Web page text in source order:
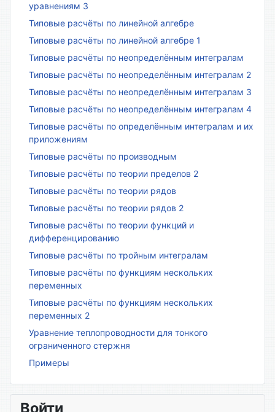
уравнениям 3
Типовые расчёты по линейной алгебре
Типовые расчёты по линейной алгебре 1
Типовые расчёты по неопределённым интегралам
Типовые расчёты по неопределённым интегралам 2
Типовые расчёты по неопределённым интегралам 3
Типовые расчёты по неопределённым интегралам 4
Типовые расчёты по определённым интегралам и их
приложениям
Типовые расчёты по производным
Типовые расчёты по теории пределов 2
Типовые расчёты по теории рядов
Типовые расчёты по теории рядов 2
Типовые расчёты по теории функций и
дифференцированию
Типовые расчёты по тройным интегралам
Типовые расчёты по функциям нескольких
переменных
Типовые расчёты по функциям нескольких
переменных 2
Уравнение теплопроводности для тонкого
ограниченного стержня
Примеры
Войти